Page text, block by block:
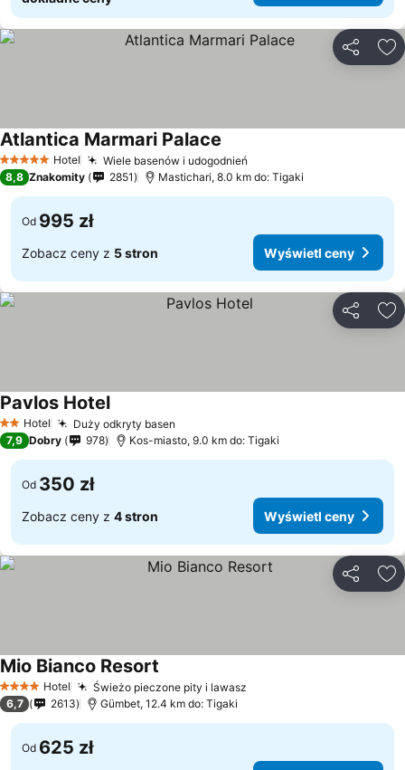
5 KategoriaHotel Wiele basenów i udogodnień
Atlantica Marmari Palace
8,8 Znakomity 2851 Mastichari, 8.0 km do: Tigaki
Od 995 zł
Zobacz ceny z 5 stron Wyświetl ceny
2 Kategoria
Hotel Duży odkryty basen
Pavlos Hotel
7,9 Dobry 978 Kos-miasto, 9.0 km do: Tigaki
Od 350 zł
Zobacz ceny z 4 stron Wyświetl ceny
4 KategoriaHotel Świeżo pieczone pity i lawasz
Mio Bianco Resort
6,7 2613 Gümbet, 12.4 km do: Tigaki
Od 625 zł